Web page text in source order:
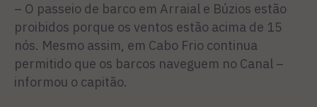
– O passeio de barco em Arraial e Búzios estão
proibidos porque os ventos estão acima de 15
nós. Mesmo assim, em Cabo Frio continua
permitido que os barcos naveguem no Canal –
informou o capitão.